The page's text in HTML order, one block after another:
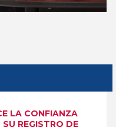
LA CONFIANZA
REGISTRO DE